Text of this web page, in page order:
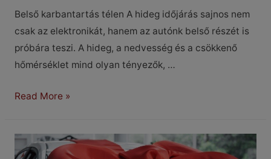
Belső karbantartás télen A hideg időjárás sajnos nem
csak az elektronikát, hanem az autónk belső részét is
próbára teszi. A hideg, a nedvesség és a csökkenő
hőmérséklet mind olyan tényezők, …
Belső
Read More »